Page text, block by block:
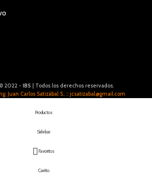
2022 - IBS | Todos los derechos reservados.
Juan Carlos Satizábal S.. :: jcsatizabal@gmail.com
Productos
Sidebar
Favoritos
Carrito